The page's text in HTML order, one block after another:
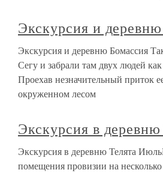
Экскурсия и
Экскурсия и деревню Бомассия
Сегу и забрали там двух людей
Проехав незначительный приток
окруженном лесом
Экскурсия в
Экскурсия в деревню Телята
помещения провизии на